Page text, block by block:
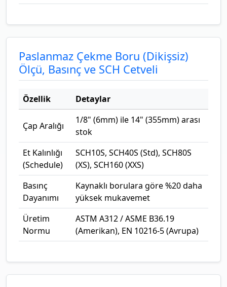
Paslanmaz Çekme Boru (Dikişsiz)
Ölçü, Basınç ve SCH Cetveli
Özellik Detaylar
Çap Aralığı
1/8" (6mm) ile 14" (355mm) arası
stok
Et Kalınlığı
(Schedule)
SCH10S, SCH40S (Std), SCH80S
(XS), SCH160 (XXS)
Basınç
Dayanımı
Kaynaklı borulara göre %20 daha
yüksek mukavemet
Üretim
Normu
ASTM A312 / ASME B36.19
(Amerikan), EN 10216-5 (Avrupa)